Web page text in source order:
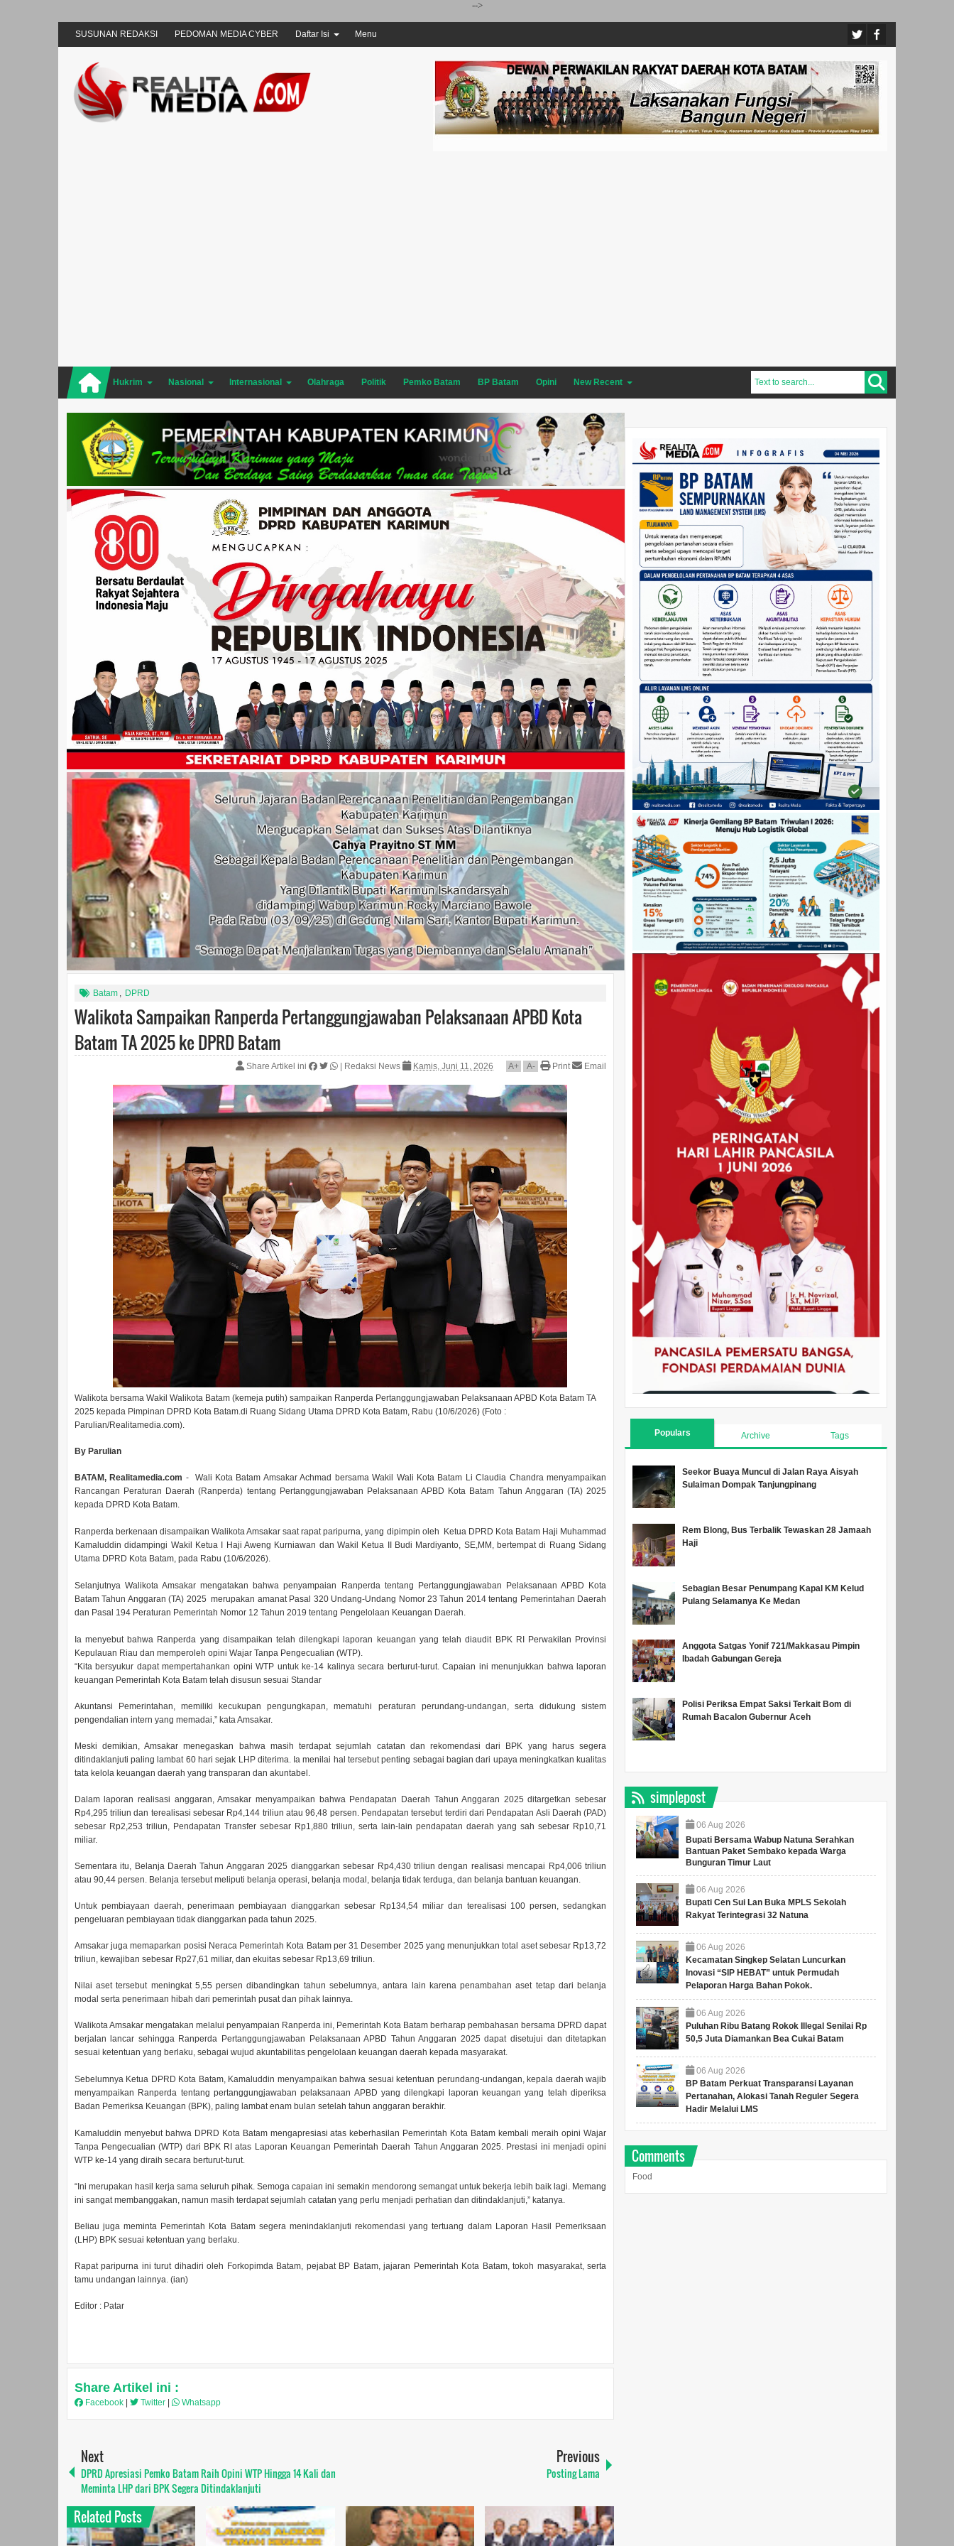
-->
SUSUNAN REDAKSI PEDOMAN MEDIA CYBER Daftar Isi Menu
Hukrim Nasional Internasional Olahraga Politik Pemko Batam BP Batam Opini New Recent
Batam , DPRD
Walikota Sampaikan Ranperda Pertanggungjawaban Pelaksanaan APBD Kota
Batam TA 2025 ke DPRD Batam
Share Artikel ini Redaksi News Kamis, Juni 11, 2026 A+ A- Print Email
Walikota bersama Wakil Walikota Batam (kemeja putih) sampaikan Ranperda Pertanggungjawaban Pelaksanaan APBD Kota Batam TA
2025 kepada Pimpinan DPRD Kota Batam.di Ruang Sidang Utama DPRD Kota Batam, Rabu (10/6/2026) (Foto :
Parulian/Realitamedia.com).
By Parulian
BATAM, Realitamedia.com - Wali Kota Batam Amsakar Achmad bersama Wakil Wali Kota Batam Li Claudia Chandra menyampaikan
Rancangan Peraturan Daerah (Ranperda) tentang Pertanggungjawaban Pelaksanaan APBD Kota Batam Tahun Anggaran (TA) 2025
kepada DPRD Kota Batam.
Ranperda berkenaan disampaikan Walikota Amsakar saat rapat paripurna, yang dipimpin oleh Ketua DPRD Kota Batam Haji Muhammad
Kamaluddin didampingi Wakil Ketua I Haji Aweng Kurniawan dan Wakil Ketua II Budi Mardiyanto, SE,MM, bertempat di Ruang Sidang
Utama DPRD Kota Batam, pada Rabu (10/6/2026).
Selanjutnya Walikota Amsakar mengatakan bahwa penyampaian Ranperda tentang Pertanggungjawaban Pelaksanaan APBD Kota
Batam Tahun Anggaran (TA) 2025 merupakan amanat Pasal 320 Undang-Undang Nomor 23 Tahun 2014 tentang Pemerintahan Daerah
dan Pasal 194 Peraturan Pemerintah Nomor 12 Tahun 2019 tentang Pengelolaan Keuangan Daerah.
Ia menyebut bahwa Ranperda yang disampaikan telah dilengkapi laporan keuangan yang telah diaudit BPK RI Perwakilan Provinsi
Kepulauan Riau dan memperoleh opini Wajar Tanpa Pengecualian (WTP).
“Kita bersyukur dapat mempertahankan opini WTP untuk ke-14 kalinya secara berturut-turut. Capaian ini menunjukkan bahwa laporan
keuangan Pemerintah Kota Batam telah disusun sesuai Standar
Akuntansi Pemerintahan, memiliki kecukupan pengungkapan, mematuhi peraturan perundang-undangan, serta didukung sistem
pengendalian intern yang memadai,” kata Amsakar.
Meski demikian, Amsakar menegaskan bahwa masih terdapat sejumlah catatan dan rekomendasi dari BPK yang harus segera
ditindaklanjuti paling lambat 60 hari sejak LHP diterima. Ia menilai hal tersebut penting sebagai bagian dari upaya meningkatkan kualitas
tata kelola keuangan daerah yang transparan dan akuntabel.
Dalam laporan realisasi anggaran, Amsakar menyampaikan bahwa Pendapatan Daerah Tahun Anggaran 2025 ditargetkan sebesar
Rp4,295 triliun dan terealisasi sebesar Rp4,144 triliun atau 96,48 persen. Pendapatan tersebut terdiri dari Pendapatan Asli Daerah (PAD)
sebesar Rp2,253 triliun, Pendapatan Transfer sebesar Rp1,880 triliun, serta lain-lain pendapatan daerah yang sah sebesar Rp10,71
miliar.
Sementara itu, Belanja Daerah Tahun Anggaran 2025 dianggarkan sebesar Rp4,430 triliun dengan realisasi mencapai Rp4,006 triliun
atau 90,44 persen. Belanja tersebut meliputi belanja operasi, belanja modal, belanja tidak terduga, dan belanja bantuan keuangan.
Untuk pembiayaan daerah, penerimaan pembiayaan dianggarkan sebesar Rp134,54 miliar dan terealisasi 100 persen, sedangkan
pengeluaran pembiayaan tidak dianggarkan pada tahun 2025.
Amsakar juga memaparkan posisi Neraca Pemerintah Kota Batam per 31 Desember 2025 yang menunjukkan total aset sebesar Rp13,72
triliun, kewajiban sebesar Rp27,61 miliar, dan ekuitas sebesar Rp13,69 triliun.
Nilai aset tersebut meningkat 5,55 persen dibandingkan tahun sebelumnya, antara lain karena penambahan aset tetap dari belanja
modal serta penerimaan hibah dari pemerintah pusat dan pihak lainnya.
Walikota Amsakar mengatakan melalui penyampaian Ranperda ini, Pemerintah Kota Batam berharap pembahasan bersama DPRD dapat
berjalan lancar sehingga Ranperda Pertanggungjawaban Pelaksanaan APBD Tahun Anggaran 2025 dapat disetujui dan ditetapkan
sesuai ketentuan yang berlaku, sebagai wujud akuntabilitas pengelolaan keuangan daerah kepada masyarakat.
Sebelumnya Ketua DPRD Kota Batam, Kamaluddin menyampaikan bahwa sesuai ketentuan perundang-undangan, kepala daerah wajib
menyampaikan Ranperda tentang pertanggungjawaban pelaksanaan APBD yang dilengkapi laporan keuangan yang telah diperiksa
Badan Pemeriksa Keuangan (BPK), paling lambat enam bulan setelah tahun anggaran berakhir.
Kamaluddin menyebut bahwa DPRD Kota Batam mengapresiasi atas keberhasilan Pemerintah Kota Batam kembali meraih opini Wajar
Tanpa Pengecualian (WTP) dari BPK RI atas Laporan Keuangan Pemerintah Daerah Tahun Anggaran 2025. Prestasi ini menjadi opini
WTP ke-14 yang diraih secara berturut-turut.
“Ini merupakan hasil kerja sama seluruh pihak. Semoga capaian ini semakin mendorong semangat untuk bekerja lebih baik lagi. Memang
ini sangat membanggakan, namun masih terdapat sejumlah catatan yang perlu menjadi perhatian dan ditindaklanjuti,” katanya.
Beliau juga meminta Pemerintah Kota Batam segera menindaklanjuti rekomendasi yang tertuang dalam Laporan Hasil Pemeriksaan
(LHP) BPK sesuai ketentuan yang berlaku.
Rapat paripurna ini turut dihadiri oleh Forkopimda Batam, pejabat BP Batam, jajaran Pemerintah Kota Batam, tokoh masyarakat, serta
tamu undangan lainnya. (ian)
Editor : Patar
Share Artikel ini :
Facebook Twitter Whatsapp
Next
DPRD Apresiasi Pemko Batam Raih Opini WTP Hingga 14 Kali dan
Meminta LHP dari BPK Segera Ditindaklanjuti
Previous
Posting Lama
Related Posts
Populars Archive Tags
Seekor Buaya Muncul di Jalan Raya Aisyah
Sulaiman Dompak Tanjungpinang
Rem Blong, Bus Terbalik Tewaskan 28 Jamaah
Haji
Sebagian Besar Penumpang Kapal KM Kelud
Pulang Selamanya Ke Medan
Anggota Satgas Yonif 721/Makkasau Pimpin
Ibadah Gabungan Gereja
Polisi Periksa Empat Saksi Terkait Bom di
Rumah Bacalon Gubernur Aceh
simplepost
06 Aug 2026
Bupati Bersama Wabup Natuna Serahkan
Bantuan Paket Sembako kepada Warga
Bunguran Timur Laut
06 Aug 2026
Bupati Cen Sui Lan Buka MPLS Sekolah
Rakyat Terintegrasi 32 Natuna
06 Aug 2026
Kecamatan Singkep Selatan Luncurkan
Inovasi “SIP HEBAT” untuk Permudah
Pelaporan Harga Bahan Pokok.
06 Aug 2026
Puluhan Ribu Batang Rokok Illegal Senilai Rp
50,5 Juta Diamankan Bea Cukai Batam
06 Aug 2026
BP Batam Perkuat Transparansi Layanan
Pertanahan, Alokasi Tanah Reguler Segera
Hadir Melalui LMS
Comments
Food